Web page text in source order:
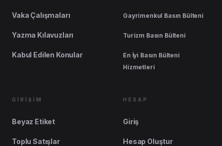
Vaka Çalışmaları
Yazma Kılavuzları
Kabul Edilen Konular
Gayrimenkul Basın Bülteni
Turizm Basın Bülteni
En İyi Basın Bülteni
Hizmetleri
GİRİŞİM
Beyaz Etiket
Toplu Satışlar
HESAP
Giriş
Hesap Oluştur